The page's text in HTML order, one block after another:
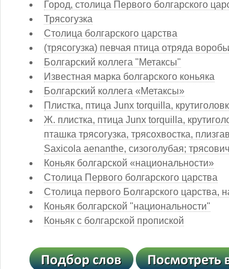
Город, столица Первого болгарского
Трясогузка
Столица болгарского царства
(трясогузка) певчая птица отряда
Болгарский коллега "Метаксы"
Известная марка болгарского коньяка
Болгарский коллега «Метаксы»
Плистка, птица Junx torquilla,
Ж. плистка, птица Junx torquilla,
пташка трясогузка, трясохвостка,
Saxicola aenanthe, сизоголубая;
Коньяк болгарской «национальности»
Столица Первого болгарского царства
Столица первого Болгарского царства,
Коньяк болгарской "национальности"
Коньяк с болгарской пропиской